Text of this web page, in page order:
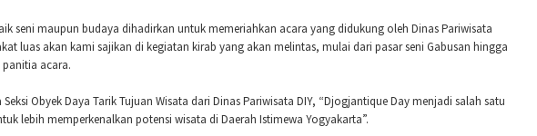
seni maupun budaya dihadirkan untuk memeriahkan acara yang didukung oleh Dinas Pariwisata
luas akan kami sajikan di kegiatan kirab yang akan melintas, mulai dari pasar seni Gabusan hingga
panitia acara.
Obyek Daya Tarik Tujuan Wisata dari Dinas Pariwisata DIY, “Djogjantique Day menjadi salah satu
lebih memperkenalkan potensi wisata di Daerah Istimewa Yogyakarta”.